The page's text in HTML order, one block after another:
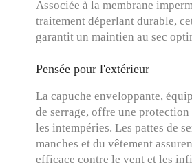
Associée à la membrane
traitement déperlant durable,
garantit un maintien au sec
Pensée pour l'extérieur
La capuche enveloppante,
de serrage, offre une
les intempéries. Les pattes de
manches et du vêtement
efficace contre le vent et les